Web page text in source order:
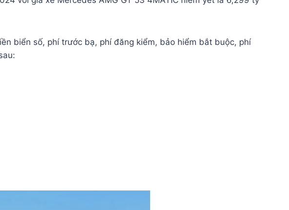
biển số, phí trước bạ, phí đăng kiểm, bảo hiểm bắt buộc, phí